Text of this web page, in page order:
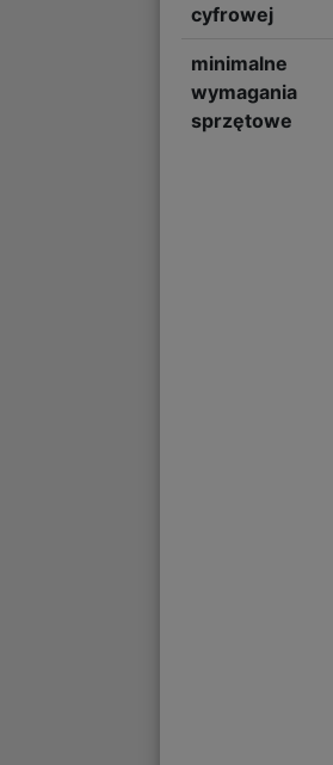
cyfrowej
minimalne
wymagania
sprzętowe